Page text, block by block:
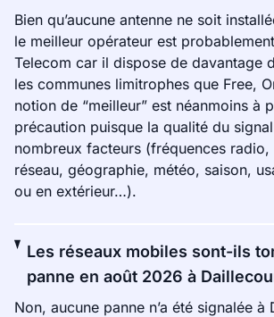
Bien qu’aucune antenne ne soit
le meilleur opérateur est
Telecom car il dispose de davantage
les communes limitrophes que Free,
notion de “meilleur” est néanmoins à
précaution puisque la qualité du
nombreux facteurs (fréquences radio,
réseau, géographie, météo, saison,
ou en extérieur…).
Les réseaux mobiles sont-ils
panne en août 2026 à
Non, aucune panne n’a été signalée à